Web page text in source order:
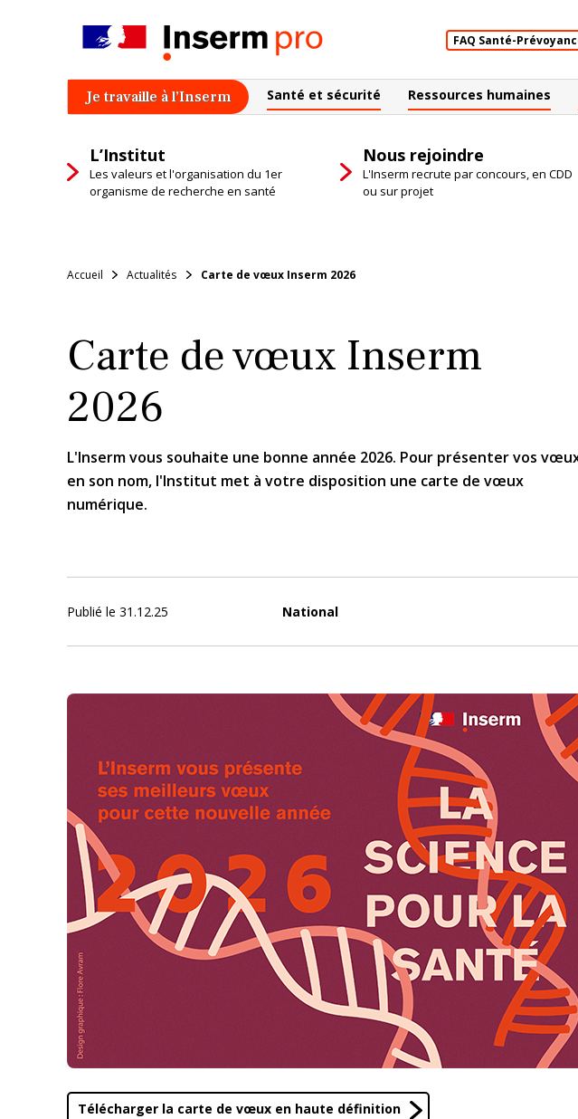
Je travaille à l’Inserm Santé et sécurité Ressources humaines
L’Institut
Les valeurs et l'organisation du 1er
organisme de recherche en santé
Nous rejoindre
L'Inserm recrute par concours, en CDD
ou sur projet
FAQ Santé-
Accueil Actualités Carte de vœux Inserm 2026
Carte de vœux Inserm
2026
L'Inserm vous souhaite une bonne année 2026. Pour présenter vos
en son nom, l'Institut met à votre disposition une carte de vœux
numérique.
Publié le 31.12.25 National
Télécharger la carte de vœux en haute définition